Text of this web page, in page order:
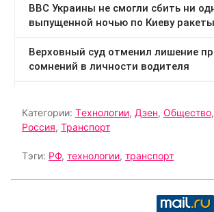
Категории: Tехнологии, Дзен, Общество,
Россия, Транспорт
Тэги: РФ, технологии, транспорт